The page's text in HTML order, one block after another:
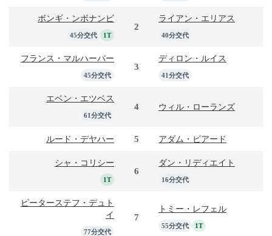
ボンギ・ンボナンビ
45分交代 1T
2
ライアン・エリアス
40分交代
フランス・マルハーバー
45分交代
3
ディロン・ルイス
41分交代
エベン・エツベス
61分交代
4 ウィル・ローランズ
ルード・デヤハー 5 アダム・ビアード
シャ・コリシー
1T
6
ダン・リディエイト
16分交代
ピーターステフ・デュト
イ
77分交代
7
トミー・レフェル
55分交代 1T